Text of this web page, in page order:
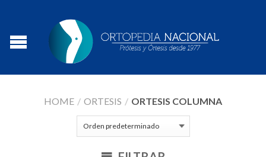
HOME / ORTESIS / ORTESIS COLUMNA